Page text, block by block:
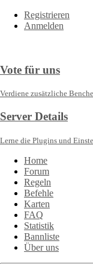
Registrieren
Anmelden
Vote für uns
Verdiene zusätzliche
Server Details
Lerne die Plugins und
Home
Forum
Regeln
Befehle
Karten
FAQ
Statistik
Bannliste
Über uns